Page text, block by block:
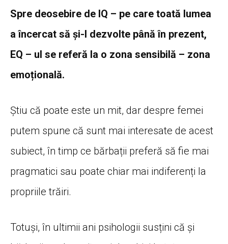
Spre deosebire de IQ – pe care toată lumea
a încercat să și-l dezvolte până în prezent,
EQ – ul se referă la o zona sensibilă – zona
emoțională.
Știu că poate este un mit, dar despre femei
putem spune că sunt mai interesate de acest
subiect, în timp ce bărbații preferă să fie mai
pragmatici sau poate chiar mai indiferenți la
propriile trăiri.
Totuși, în ultimii ani psihologii susțini că și